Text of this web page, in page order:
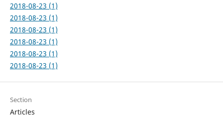
2018-08-23 (1)
2018-08-23 (1)
2018-08-23 (1)
2018-08-23 (1)
2018-08-23 (1)
2018-08-23 (1)
Section
Articles